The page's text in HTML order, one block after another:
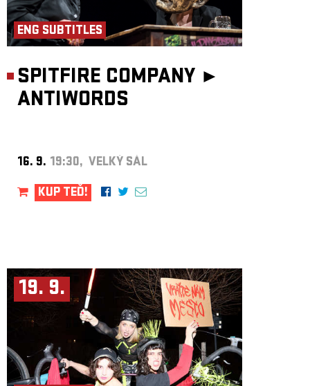
ENG SUBTITLES
SPITFIRE COMPANY ►
ANTIWORDS
16. 9. 19:30, VELKÝ SÁL
KUP TEĎ!
19. 9.